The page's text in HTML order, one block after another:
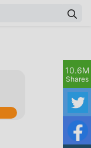
10.6M
Shares